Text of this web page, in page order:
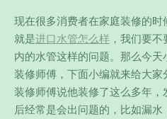
现在很多消费者在家庭装修的时
就是进口水管怎么样 ，我们要
内的水管这样的问题。那么今
装修师傅，下面小编就来给大家
装修师傅说他装修了这么多年
后经常是会出问题的，比如漏